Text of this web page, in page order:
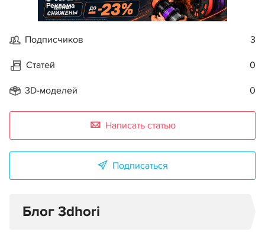
Реклама
Подписчиков 3
Статей 0
3D-моделей 0
Написать статью
Подписаться
Блог 3dhori